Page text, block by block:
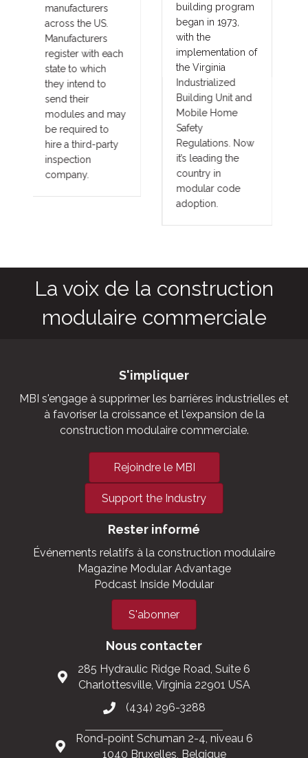
building program
began in 1973,
with the
implementation of
the Virginia
Industrialized
Building Unit and
Mobile Home
Safety
Regulations. Now
it’s leading the
country in
New fire barrier
technologies are
improving total
costs and margins
in major areas of
construction, such
as commercial,
government,
union and
prevailing wage
projects. These
benefits translate
into other large
fringe areas, such
grow houses,
outbuildings,
military and
aviation hangars.
La voix de la construction
modulaire commerciale
S'impliquer
MBI s'engage à supprimer les barrières industrielles et
à favoriser la croissance et l'expansion de la
construction modulaire commerciale.
Rejoindre le MBI
Support the Industry
Rester informé
Événements relatifs à la construction modulaire
Magazine Modular Advantage
Podcast Inside Modular
S'abonner
285 Hydraulic Ridge Road, Suite 6